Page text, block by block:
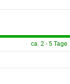
ca. 2 - 5 Tage